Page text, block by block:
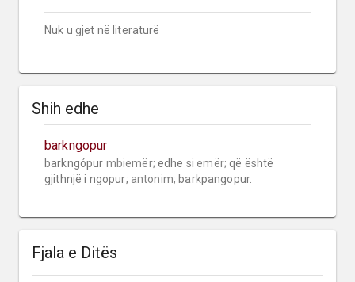
Nuk u gjet në literaturë
Shih edhe
barkngopur
barkngópur mbiemër; edhe si emër; që është
gjithnjë i ngopur; antonim; barkpangopur.
Fjala e Ditës